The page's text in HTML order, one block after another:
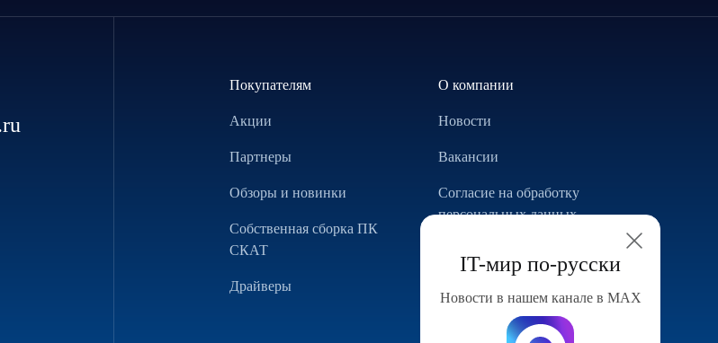
IT-мир по-русски
Новости в нашем канале в МАХ
Покупателям
Акции
Партнеры
Обзоры и новинки
Собственная сборка ПК
СКАТ
Драйверы
О компании
Новости
Вакансии
Согласие на обработку
персональных данных
Конфигуратор компьютера